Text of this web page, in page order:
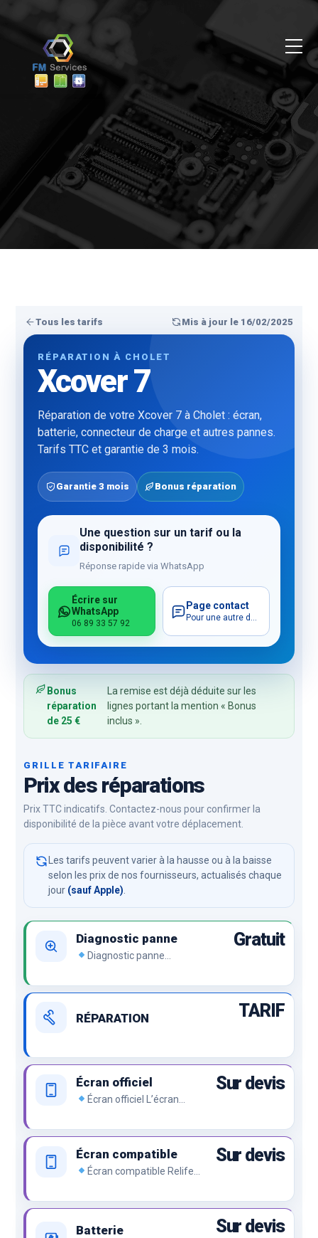
Tous les tarifs Mis à jour le 16/02/2025
RÉPARATION À CHOLET
Xcover 7
Réparation de votre Xcover 7 à Cholet : écran,
batterie, connecteur de charge et autres pannes.
Tarifs TTC et garantie de 3 mois.
Garantie 3 mois Bonus réparation
Une question sur un tarif ou la
disponibilité ?
Réponse rapide via WhatsApp
Écrire sur
WhatsApp
06 89 33 57 92
Page contact
Pour une autre demande
Bonus
réparation
de 25 €
La remise est déjà déduite sur les
lignes portant la mention « Bonus
inclus ».
GRILLE TARIFAIRE
Prix des réparations
Prix TTC indicatifs. Contactez-nous pour confirmer la
disponibilité de la pièce avant votre déplacement.
Les tarifs peuvent varier à la hausse ou à la baisse
selon les prix de nos fournisseurs, actualisés chaque
jour (sauf Apple)
Diagnostic panne
Diagnostic panne
Gratuit
RÉPARATION TARIF
Écran officiel
Écran officiel L’écran
Sur devis
Écran compatible
Écran compatible Relife
Sur devis
Batterie Sur devis